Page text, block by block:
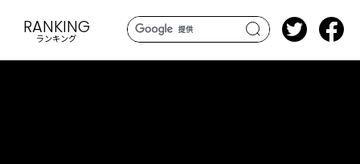
search
RANKING
ランキング